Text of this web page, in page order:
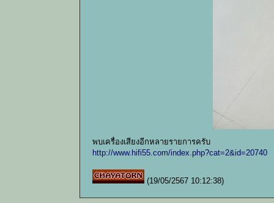
พบเครื่องเสียงอีกหลายรายการครับ
http://www.hifi55.com/index.php?cat=2&id=20740
(19/05/2567 10:12:38)